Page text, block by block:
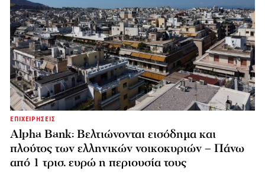
ΕΠΙΧΕΙΡΗΣΕΙΣ
Alpha Bank: Βελτιώνονται εισόδημα και
πλούτος των ελληνικών νοικοκυριών – Πάνω
από 1 τρισ. ευρώ η περιουσία τους